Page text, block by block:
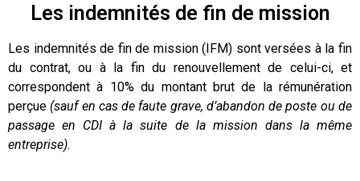
Les indemnités de fin de mission
Les indemnités de fin de mission (IFM) sont versées à la fin
du contrat, ou à la fin du renouvellement de celui-ci, et
correspondent à 10% du montant brut de la rémunération
perçue (sauf en cas de faute grave, d’abandon de poste ou de
passage en CDI à la suite de la mission dans la même
entreprise).